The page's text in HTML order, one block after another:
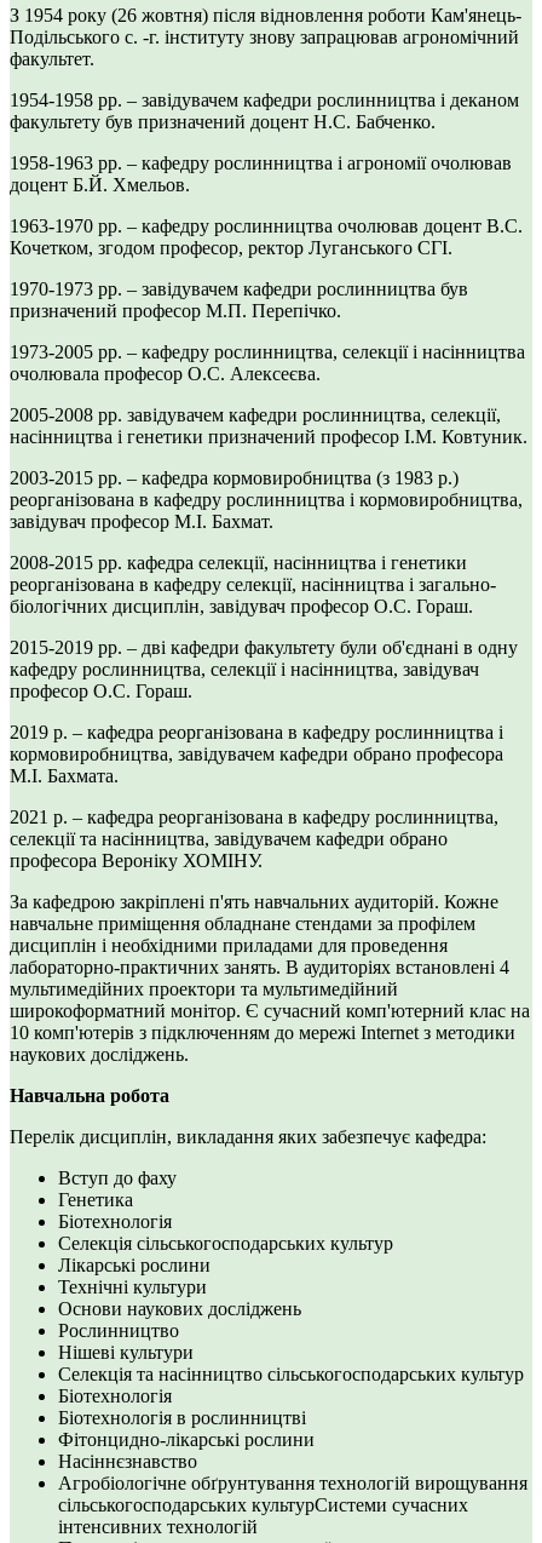
З 1954 року (26 жовтня) після відновлення роботи Кам'янець-
Подільського с. -г. інституту знову запрацював агрономічний
факультет.
1954-1958 рр. – завідувачем кафедри рослинництва і деканом
факультету був призначений доцент Н.С. Бабченко.
1958-1963 рр. – кафедру рослинництва і агрономії очолював
доцент Б.Й. Хмельов.
1963-1970 рр. – кафедру рослинництва очолював доцент В.С.
Кочетком, згодом професор, ректор Луганського СГІ.
1970-1973 рр. – завідувачем кафедри рослинництва був
призначений професор М.П. Перепічко.
1973-2005 рр. – кафедру рослинництва, селекції і насінництва
очолювала професор О.С. Алексеєва.
2005-2008 рр. завідувачем кафедри рослинництва, селекції,
насінництва і генетики призначений професор І.М. Ковтуник.
2003-2015 рр. – кафедра кормовиробництва (з 1983 р.)
реорганізована в кафедру рослинництва і кормовиробництва,
завідувач професор М.І. Бахмат.
2008-2015 рр. кафедра селекції, насінництва і генетики
реорганізована в кафедру селекції, насінництва і загально-
біологічних дисциплін, завідувач професор О.С. Гораш.
2015-2019 рр. – дві кафедри факультету були об'єднані в одну
кафедру рослинництва, селекції і насінництва, завідувач
професор О.С. Гораш.
2019 р. – кафедра реорганізована в кафедру рослинництва і
кормовиробництва, завідувачем кафедри обрано професора
М.І. Бахмата.
2021 р. – кафедра реорганізована в кафедру рослинництва,
селекції та насінництва, завідувачем кафедри обрано
професора Вероніку ХОМІНУ.
За кафедрою закріплені п'ять навчальних аудиторій. Кожне
навчальне приміщення обладнане стендами за профілем
дисциплін і необхідними приладами для проведення
лабораторно-практичних занять. В аудиторіях встановлені 4
мультимедійних проектори та мультимедійний
широкоформатний монітор. Є сучасний комп'ютерний клас на
10 комп'ютерів з підключенням до мережі Internet з методики
наукових досліджень.
Навчальна робота
Перелік дисциплін, викладання яких забезпечує кафедра:
Вступ до фаху
Генетика
Біотехнологія
Селекція сільськогосподарських культур
Лікарські рослини
Технічні культури
Основи наукових досліджень
Рослинництво
Нішеві культури
Селекція та насінництво сільськогосподарських культур
Біотехнологія
Біотехнологія в рослинництві
Фітонцидно-лікарські рослини
Насіннєзнавство
Агробіологічне обґрунтування технологій вирощування
сільськогосподарських культурСистеми сучасних
інтенсивних технологій